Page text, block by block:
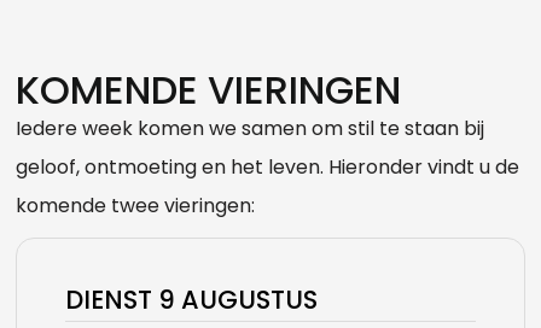
KOMENDE VIERINGEN
Iedere week komen we samen om stil te staan bij
geloof, ontmoeting en het leven. Hieronder vindt u de
komende twee vieringen:
DIENST 9 AUGUSTUS